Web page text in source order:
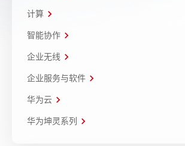
计算
智能协作
企业无线
企业服务与软件
华为云
华为坤灵系列